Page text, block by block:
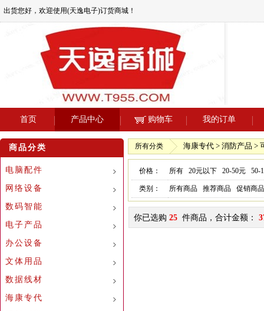
出货您好，欢迎使用(天逸电子)订货商城！
首页 产品中心 购物车 我的订单
商品分类
电脑配件
网络设备
数码智能
电子产品
办公设备
文体用品
数据线材
海康专代
所有分类 海康专代 > 消防产品 >
价格： 所有 20元以下 20-50元 50-
类别： 所有商品 推荐商品 促销商品
你已选购 25 件商品，合计金额：